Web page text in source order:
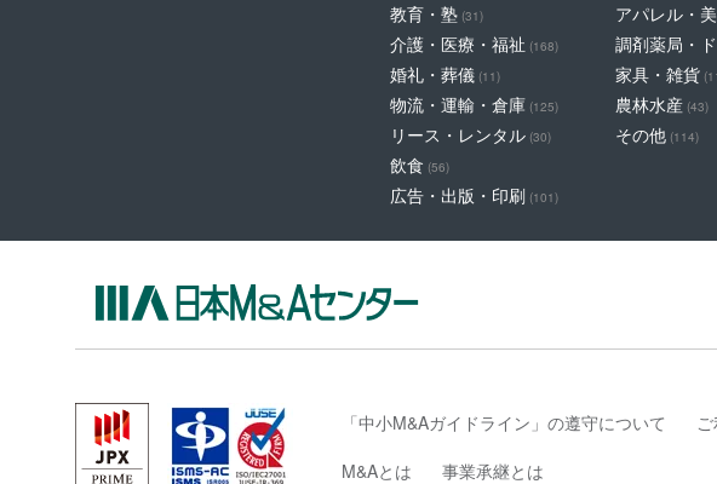
教育・塾 (31)
介護・医療・福祉 (168)
婚礼・葬儀 (11)
物流・運輸・倉庫 (125)
リース・レンタル (30)
飲食 (56)
広告・出版・印刷 (101)
アパレル・
調剤薬局・
家具・雑貨
農林水産 (43)
その他 (114)
「中小M&Aガイドライン」の遵守について
M&Aとは
事業承継とは